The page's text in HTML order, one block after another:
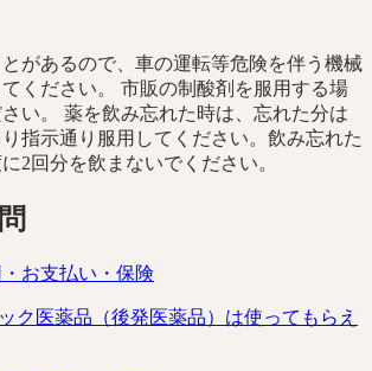
があるので、車の運転等危険を伴う機械
ください。 市販の制酸剤を服用する場
い。 薬を飲み忘れた時は、忘れた分は
指示通り服用してください。飲み忘れた
2回分を飲まないでください。
お支払い・保険
ク医薬品（後発医薬品）は使ってもらえ